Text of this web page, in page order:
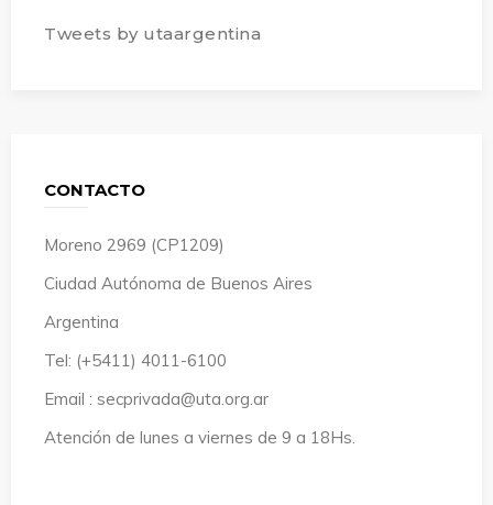
Tweets by utaargentina
CONTACTO
Moreno 2969 (CP1209)
Ciudad Autónoma de Buenos Aires
Argentina
Tel: (+5411) 4011-6100
Email : secprivada@uta.org.ar
Atención de lunes a viernes de 9 a 18Hs.